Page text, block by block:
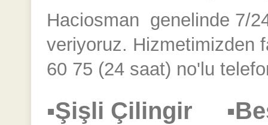
Haciosman genelinde 7/
veriyoruz. Hizmetimizden
60 75 (24 saat) no'lu
▪Şişli Çilingir